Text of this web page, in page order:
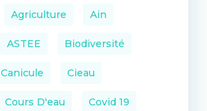
Agriculture Ain
ASTEE Biodiversité
Canicule Cieau
Cours D'eau Covid 19